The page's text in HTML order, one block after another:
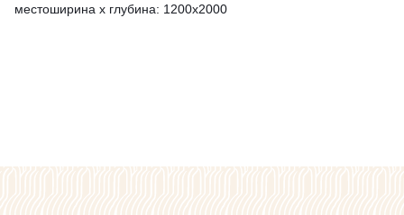
местоширина х глубина: 1200х2000